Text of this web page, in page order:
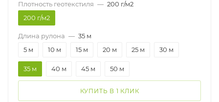
Плотность геотекстиля — 200 г/м2
200 г/м2
Длина рулона — 35 м
5 м
10 м 15 м 20 м 25 м 30 м
35 м 40 м 45 м 50 м
КУПИТЬ В 1 КЛИК